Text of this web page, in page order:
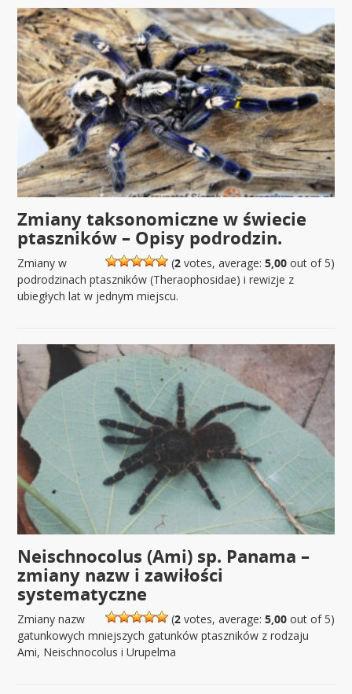
Zmiany taksonomiczne w świecie
ptaszników – Opisy podrodzin.
(2votes, average: 5,00out of 5)
Zmiany w
podrodzinach ptaszników (Theraophosidae) i rewizje z
ubiegłych lat w jednym miejscu.
Neischnocolus (Ami) sp. Panama –
zmiany nazw i zawiłości
systematyczne
(2votes, average: 5,00out of 5)
Zmiany nazw
gatunkowych mniejszych gatunków ptaszników z rodzaju
Ami, Neischnocolus i Urupelma